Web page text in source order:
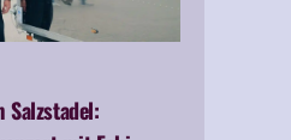
Salzstadel: